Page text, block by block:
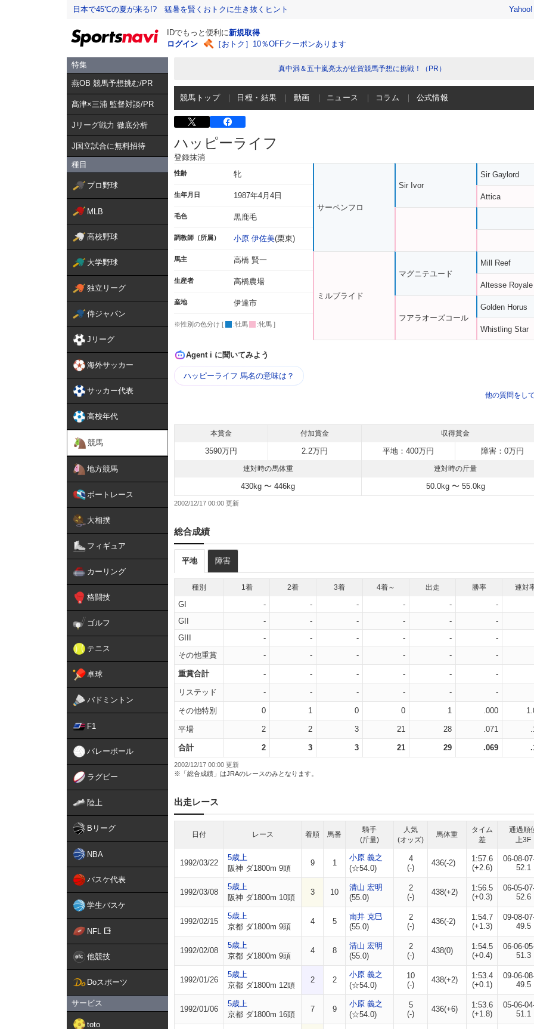
日本で45℃の夏が来る!? 猛暑を賢くおトクに生き抜くヒント
IDでもっと便利に新規取得
ログイン
［おトク］10％OFFクーポンあります
特集
燕OB 競馬予想挑む/PR
髙津×三浦 監督対談/PR
Jリーグ戦力 徹底分析
J国立試合に無料招待
種目
プロ野球
MLB
高校野球
大学野球
独立リーグ
侍ジャパン
Jリーグ
海外サッカー
サッカー代表
高校年代
競馬
地方競馬
ボートレース
大相撲
フィギュア
カーリング
格闘技
ゴルフ
テニス
卓球
バドミントン
F1
バレーボール
ラグビー
陸上
Bリーグ
NBA
バスケ代表
学生バスケ
NFL
他競技
Doスポーツ
サービス
toto
真中満＆五十嵐亮太が佐賀競馬予想に挑戦！（PR）
競馬トップ 日程・結果 動画 ニュース コラム 公式情報
ハッピーライフ
登録抹消
性齢 牝
生年月日 1987年4月4日
毛色 黒鹿毛
調教師（所属） 小原 伊佐美(栗東)
馬主 高橋 賢一
生産者 高橋農場
産地 伊達市
※性別の色分け [ :牡馬 :牝馬 ]
サーペンフロ
ミルブライド
Sir Ivor
マグニテユード
フアラオーズコール
Sir Gaylord
Attica
Mill Reef
Altesse Royale
Golden Horus
Whistling Star
Agent i に聞いてみよう
ハッピーライフ 馬名の意味は？
他の質問をし
本賞金 付加賞金 収得賞金
3590万円 2.2万円 平地：400万円 障害：0万円
連対時の馬体重 連対時の斤量
430kg 〜 446kg 50.0kg 〜 55.0kg
2002/12/17 00:00
総合成績
平地 障害
種別 1着 2着 3着 4着～ 出走 勝率 連対
GI - - - - -
-
GII
- - - - -
-
GIII
- - - - -
-
その他重賞
- - - - - -
重賞合計 - - - - - -
リステッド - - - - - -
その他特別 0 1 0 0 1 .000
平場 2 2 3 21 28 .071
合計 2 3 3 21 29 .069
2002/12/17 00:00 更新
※「総合成績」はJRAのレースのみとなります。
出走レース
日付 レース 着順 馬番
騎手
(斤量)
人気
(オッズ)
馬体重
タイム
差
通過順
上3F
1992/03/22
5歳上
阪神 ダ1800m 9頭
9 1
小原 義之
(☆54.0)
4
(-)
436(-2)
1:57.6
(+2.6)
06-08-
52.1
1992/03/08
5歳上
阪神 ダ1800m 10頭
3 10
清山 宏明
(55.0)
2
(-)
438(+2)
1:56.5
(+0.3)
06-05-
52.6
1992/02/15
5歳上
京都 ダ1800m 9頭
4 5
南井 克巳
(55.0)
2
(-)
436(-2)
1:54.7
(+1.3)
09-08-
49.5
1992/02/08
5歳上
京都 ダ1800m 9頭
4 8
清山 宏明
(55.0)
2
(-)
438(0)
1:54.5
(+0.4)
06-06-
51.3
1992/01/26
5歳上
京都 ダ1800m 12頭
2 2
小原 義之
(☆54.0)
10
(-)
438(+2)
1:53.4
(+0.1)
09-06-
49.5
1992/01/06
5歳上
京都 ダ1800m 16頭
7 9
小原 義之
(☆54.0)
5
(-)
436(+6)
1:53.6
(+1.8)
05-06-
51.1